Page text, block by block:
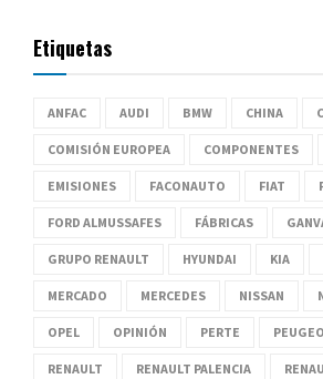
Etiquetas
ANFAC AUDI BMW CHINA
COMISIÓN EUROPEA COMPONENTES
EMISIONES FACONAUTO FIAT
FORD ALMUSSAFES FÁBRICAS
GRUPO RENAULT HYUNDAI KIA
MERCADO MERCEDES NISSAN
OPEL OPINIÓN PERTE
RENAULT RENAULT PALENCIA